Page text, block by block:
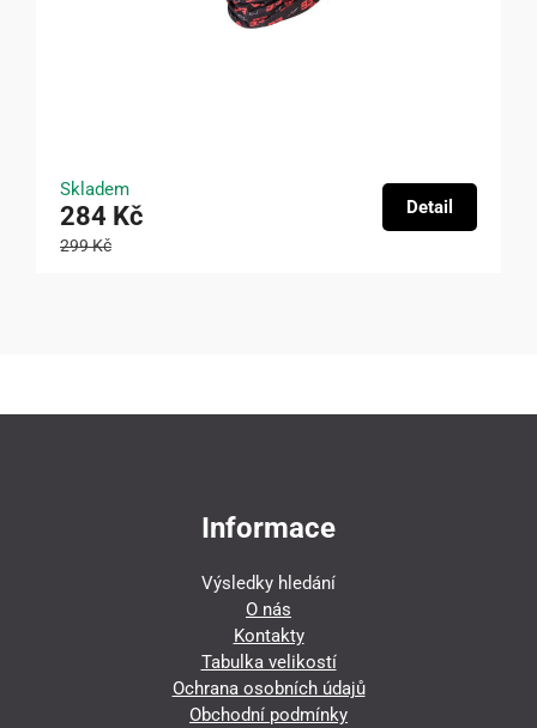
Skladem
284 Kč
299 Kč
Detail
Informace
Výsledky hledání
O nás
Kontakty
Tabulka velikostí
Ochrana osobních údajů
Obchodní podmínky